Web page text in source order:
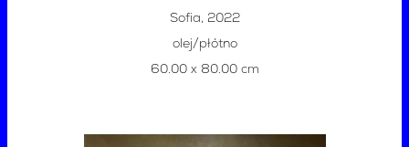
Sofia, 2022
olej/płótno
60.00 x 80.00 cm